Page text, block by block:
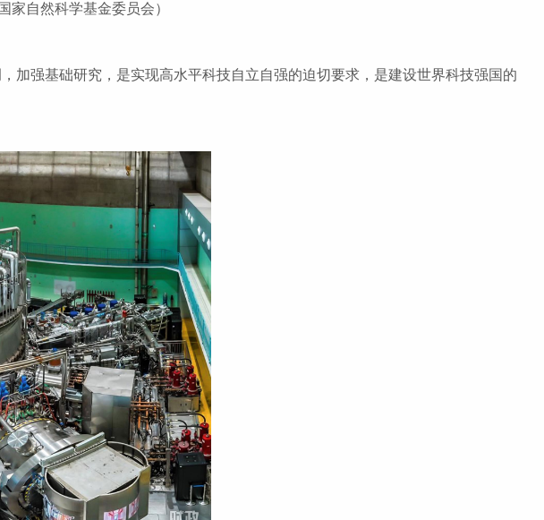
自然科学基金委员会）
加强基础研究，是实现高水平科技自立自强的迫切要求，是建设世界科技强国的